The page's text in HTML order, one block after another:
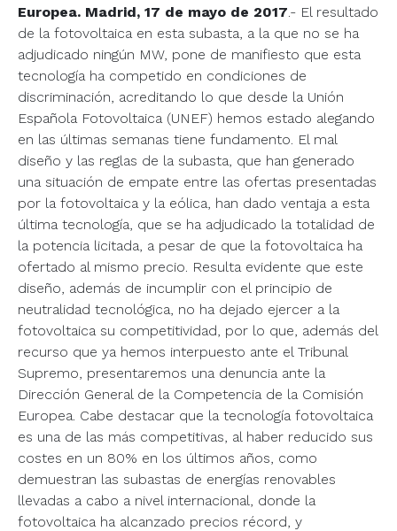
Europea. Madrid, 17 de mayo de 2017.- El resultado
de la fotovoltaica en esta subasta, a la que no se ha
adjudicado ningún MW, pone de manifiesto que esta
tecnología ha competido en condiciones de
discriminación, acreditando lo que desde la Unión
Española Fotovoltaica (UNEF) hemos estado alegando
en las últimas semanas tiene fundamento. El mal
diseño y las reglas de la subasta, que han generado
una situación de empate entre las ofertas presentadas
por la fotovoltaica y la eólica, han dado ventaja a esta
última tecnología, que se ha adjudicado la totalidad de
la potencia licitada, a pesar de que la fotovoltaica ha
ofertado al mismo precio. Resulta evidente que este
diseño, además de incumplir con el principio de
neutralidad tecnológica, no ha dejado ejercer a la
fotovoltaica su competitividad, por lo que, además del
recurso que ya hemos interpuesto ante el Tribunal
Supremo, presentaremos una denuncia ante la
Dirección General de la Competencia de la Comisión
Europea. Cabe destacar que la tecnología fotovoltaica
es una de las más competitivas, al haber reducido sus
costes en un 80% en los últimos años, como
demuestran las subastas de energías renovables
llevadas a cabo a nivel internacional, donde la
fotovoltaica ha alcanzado precios récord, y